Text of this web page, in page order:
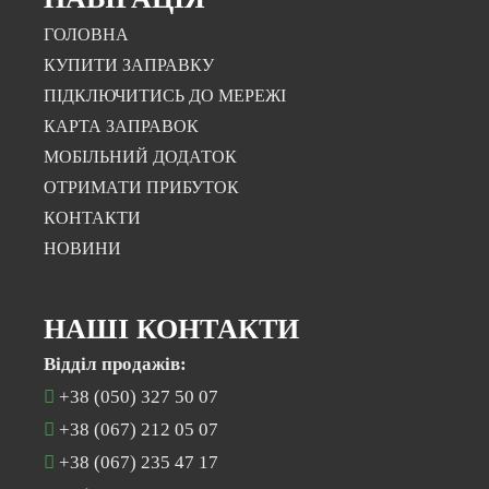
ГОЛОВНА
КУПИТИ ЗАПРАВКУ
ПІДКЛЮЧИТИСЬ ДО МЕРЕЖІ
КАРТА ЗАПРАВОК
МОБІЛЬНИЙ ДОДАТОК
ОТРИМАТИ ПРИБУТОК
КОНТАКТИ
НОВИНИ
НАШІ КОНТАКТИ
Відділ продажів:
+38 (050) 327 50 07
+38 (067) 212 05 07
+38 (067) 235 47 17